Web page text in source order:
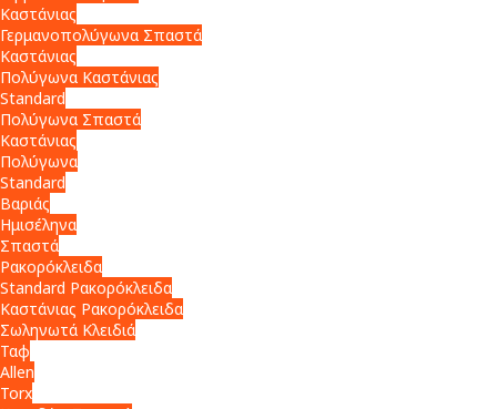
Καστάνιας
Γερμανοπολύγωνα Σπαστά
Καστάνιας
Πολύγωνα Καστάνιας
Standard
Πολύγωνα Σπαστά
Καστάνιας
Πολύγωνα
Standard
Βαριάς
Ημισέληνα
Σπαστά
Ρακορόκλειδα
Standard Ρακορόκλειδα
Καστάνιας Ρακορόκλειδα
Σωληνωτά Κλειδιά
Ταφ
Allen
Torx